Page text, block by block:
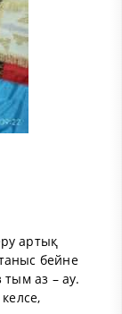
артық
бейне
тым аз – ау.